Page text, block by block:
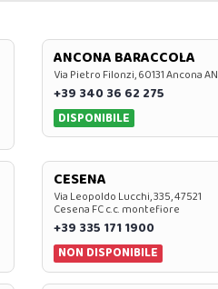
ANCONA BARACCOLA
Via Pietro Filonzi, 60131 Ancona AN
+39 340 36 62 275
DISPONIBILE
CESENA
Via Leopoldo Lucchi, 335, 47521
Cesena FC c.c. montefiore
+39 335 171 1900
NON DISPONIBILE